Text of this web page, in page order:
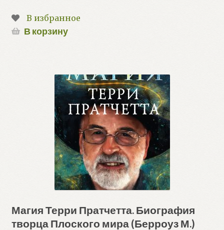
В избранное
В корзину
Магия Терри Пратчетта. Биография
творца Плоского мира (Берроуз М.)